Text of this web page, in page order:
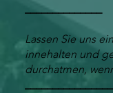
______________
Lassen Sie uns
innehalten und
durchatmen,